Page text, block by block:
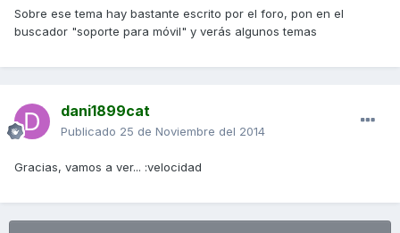
Sobre ese tema hay bastante escrito por el foro, pon en el
buscador "soporte para móvil" y verás algunos temas
dani1899cat
Publicado 25 de Noviembre del 2014
Gracias, vamos a ver... :velocidad